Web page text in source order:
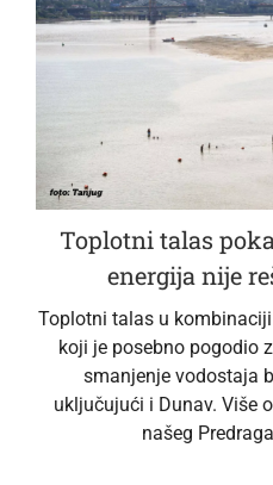
Toplotni talas
energija nije
Toplotni talas u
koji je posebno pogodio
smanjenje vodostaja
uključujući i Dunav. Više
našeg